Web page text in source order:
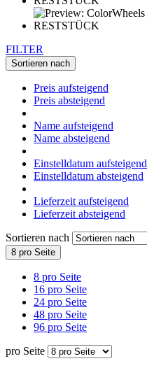
FILTER
Sortieren nach
Preis aufsteigend
Preis absteigend
Name aufsteigend
Name absteigend
Einstelldatum aufsteigend
Einstelldatum absteigend
Lieferzeit aufsteigend
Lieferzeit absteigend
Sortieren nach
8 pro Seite
8 pro Seite
16 pro Seite
24 pro Seite
48 pro Seite
96 pro Seite
pro Seite